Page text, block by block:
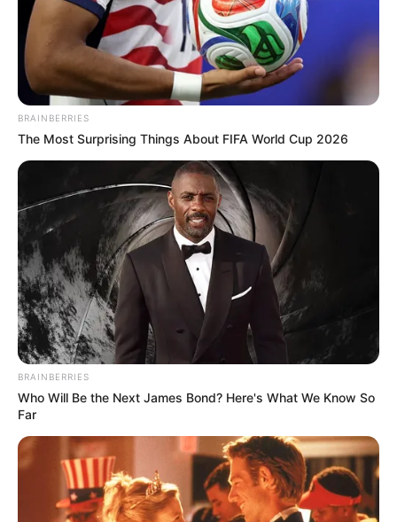
BRAINBERRIES
The Most Surprising Things About FIFA World Cup 2026
BRAINBERRIES
Who Will Be the Next James Bond? Here's What We Know So
Far